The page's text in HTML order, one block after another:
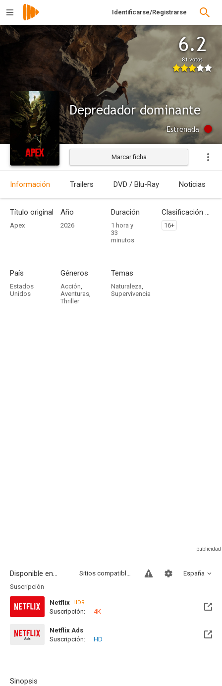
Identificarse/Registrarse
6.2
81 votos
Depredador dominante
Estrenada
Marcar ficha
Información Trailers DVD / Blu-Ray Noticias
Título original
Apex
Año
2026
Duración
1 hora y
33
minutos
Clasificación por edades
16+
País
Estados
Unidos
Géneros
Acción,
Aventuras,
Thriller
Temas
Naturaleza,
Supervivencia
Disponible en... España
Sitios compatibles
Suscripción
Netflix HDR
Suscripción: 4K
Netflix Ads
Suscripción:
HD
Sinopsis